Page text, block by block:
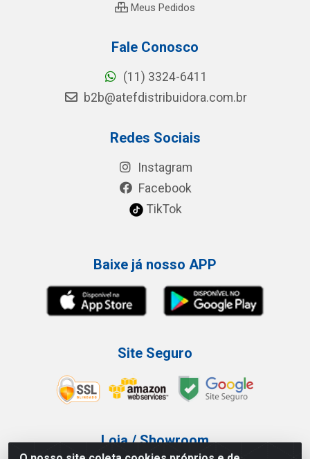
Meus Pedidos
Fale Conosco
(11) 3324-6411
b2b@atefdistribuidora.com.br
Redes Sociais
Instagram
Facebook
TikTok
Baixe já nosso APP
Site Seguro
Loja / Showroom